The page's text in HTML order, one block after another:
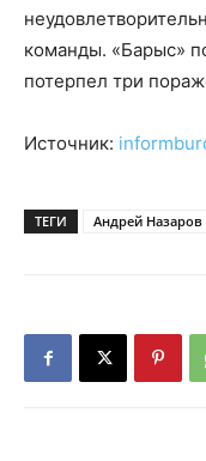
команды. «Барыс»
потерпел три
Источник:
ТЕГИ Андрей Назаров